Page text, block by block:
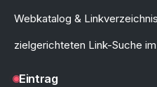
Webkatalog &
zielgerichteten Link-Suche
Eintrag